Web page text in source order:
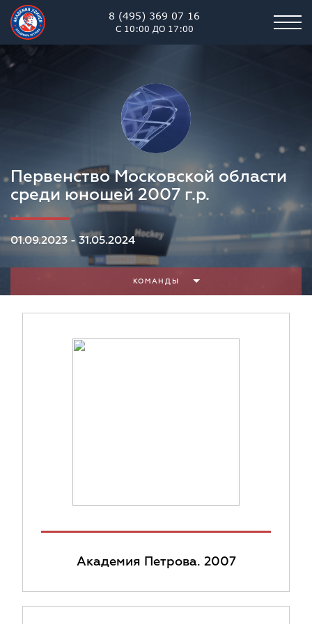
8 (495) 369 07 16
С 10:00 ДО 17:00
Первенство Московской области
среди юношей 2007 г.р.
01.09.2023 - 31.05.2024
КОМАНДЫ
Академия хоккея им. В.В.
Академия Петрова. 2007